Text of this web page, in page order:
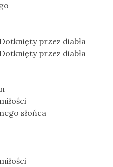
przez diabła
przez diabła
słońca